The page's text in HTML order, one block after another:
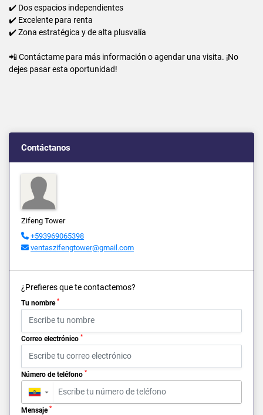
✔️ Dos espacios independientes
✔️ Excelente para renta
✔️ Zona estratégica y de alta plusvalía
📲 Contáctame para más información o agendar una visita. ¡No
dejes pasar esta oportunidad!
Contáctanos
Zifeng Tower
+593969065398
ventaszifengtower@gmail.com
¿Prefieres que te contactemos?
Tu nombre *
Correo electrónico *
Número de teléfono *
▼
Mensaje *